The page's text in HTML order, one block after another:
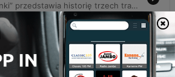
Podcast „Czarne Skrzynki” przedstawia historię trzech tragicznych katastrof lotniczych, które miały miejsce podczas pokazów lotniczych Radom Airshow. Narracja prowadzi słuchacza przez wydarzenia z lat 2007, 2009 oraz 2025, analizując okoliczności wypadków, w których zginęli piloci oraz skutki tych tragedii dla bezpieczeństwa lotnictwa. Autor przybliża szczegóły zderzenia samolotów grupy Żelazny, upadku białoruskiego Su-27 oraz najnowszego wypadku myśliwca F-16 podczas treningu. Odcinek porusza kwestie błędów ludzkich, usterek technicznych oraz debaty publicznej dotyczącej ryzyka związanłego z organizacją tak widowiskowych, ale niebezpiecznych wydarzeń.
się londyńskie metro.
Odcinek podcastu Czarne Skrzynki przedstawia przebieg tragicznych wydarzeń z 7 lipca 2005 roku, kiedy to skoordynowane ataki terrorystyczne uderzyły w londyńskie metro i autobus. Narracja śledzi losy zamachowców, którzy zdetonowali ładunki w wagonach linii Circle, Piccadilly oraz Northern, a także w autobusie linii 30, powodując śmierć 52 osób i setki rannych. Dokumentacja obejmuje zarówno momenty kulminacyjne eksplozji, jak i późniejsze śledztwo, które ujawniło tożsamość sprawców oraz ich motywacje polityczne związane z obecnością wojsk brytyjskich w Iraku i Afganistanie. Historia ukazuje również osobiste dramaty ocalałych, takich jak Jackie Putnam i Louise Barry, oraz trwałą zmianę w brytyjskiej strategii bezpieczeństwa i poczuciu stabilności stolicy Wielkiej Brytanii.